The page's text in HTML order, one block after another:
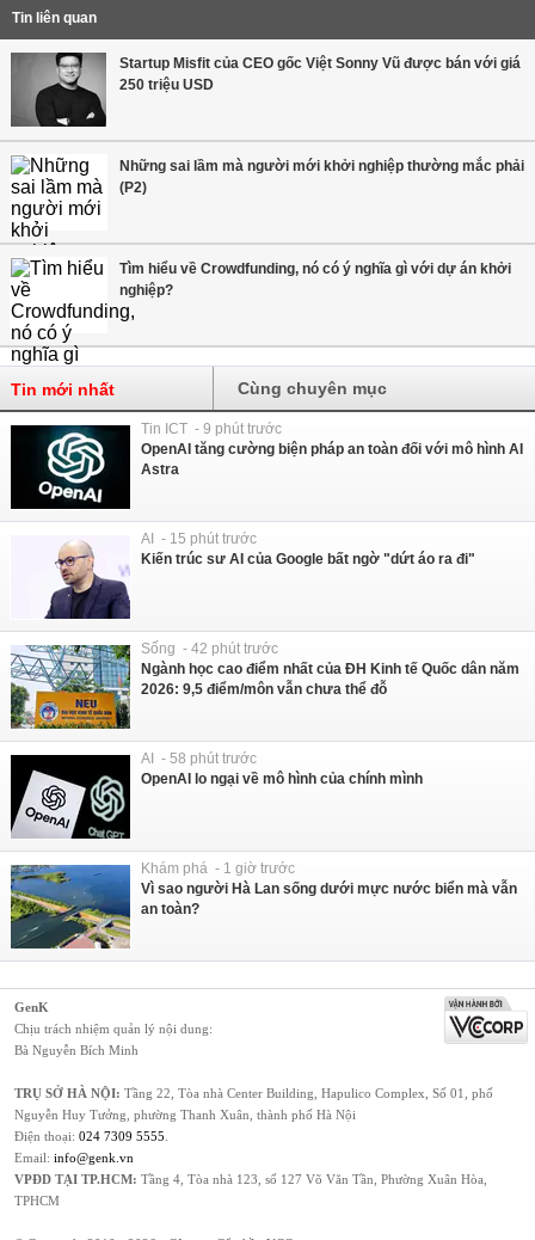
Tin liên quan
Startup Misfit của CEO gốc Việt Sonny Vũ được bán với giá
250 triệu USD
Những sai lầm mà người mới khởi nghiệp thường mắc phải
(P2)
Tìm hiểu về Crowdfunding, nó có ý nghĩa gì với dự án khởi
nghiệp?
Tin mới nhất Cùng chuyên mục
Tin ICT - 9 phút trước
OpenAI tăng cường biện pháp an toàn đối với mô hình AI
Astra
AI - 15 phút trước
Kiến trúc sư AI của Google bất ngờ "dứt áo ra đi"
Sống - 42 phút trước
Ngành học cao điểm nhất của ĐH Kinh tế Quốc dân năm
2026: 9,5 điểm/môn vẫn chưa thể đỗ
AI - 58 phút trước
OpenAI lo ngại về mô hình của chính mình
Khám phá - 1 giờ trước
Vì sao người Hà Lan sống dưới mực nước biển mà vẫn
an toàn?
GenK
Chịu trách nhiệm quản lý nội dung:
Bà Nguyễn Bích Minh
TRỤ SỞ HÀ NỘI: Tầng 22, Tòa nhà Center Building, Hapulico Complex, Số 01, phố
Nguyễn Huy Tưởng, phường Thanh Xuân, thành phố Hà Nội
Điện thoại: 024 7309 5555
Email: info@genk.vn
VPĐD TẠI TP.HCM: Tầng 4, Tòa nhà 123, số 127 Võ Văn Tần, Phường Xuân Hòa,
TPHCM